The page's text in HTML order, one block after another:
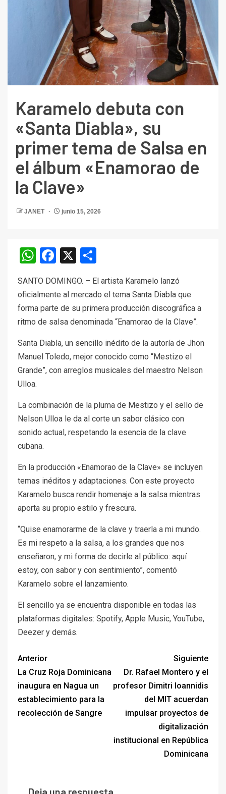
Karamelo debuta con
«Santa Diabla», su
primer tema de Salsa en
el álbum «Enamorao de
la Clave»
JANET junio 15, 2026
WhatsApp
Facebook
X
SANTO DOMINGO. – El artista Karamelo lanzó
oficialmente al mercado el tema Santa Diabla que
forma parte de su primera producción discográfica a
ritmo de salsa denominada “Enamorao de la Clave”.
Santa Diabla, un sencillo inédito de la autoría de Jhon
Manuel Toledo, mejor conocido como “Mestizo el
Grande”, con arreglos musicales del maestro Nelson
Ulloa.
La combinación de la pluma de Mestizo y el sello de
Nelson Ulloa le da al corte un sabor clásico con
sonido actual, respetando la esencia de la clave
cubana.
En la producción «Enamorao de la Clave» se incluyen
temas inéditos y adaptaciones. Con este proyecto
Karamelo busca rendir homenaje a la salsa mientras
aporta su propio estilo y frescura.
“Quise enamorarme de la clave y traerla a mi mundo.
Es mi respeto a la salsa, a los grandes que nos
enseñaron, y mi forma de decirle al público: aquí
estoy, con sabor y con sentimiento”, comentó
Karamelo sobre el lanzamiento.
El sencillo ya se encuentra disponible en todas las
plataformas digitales: Spotify, Apple Music, YouTube,
Deezer y demás.
Anterior
La Cruz Roja Dominicana
inaugura en Nagua un
establecimiento para la
recolección de Sangre
Siguiente
Dr. Rafael Montero y el
profesor Dimitri Ioannidis
del MIT acuerdan
impulsar proyectos de
digitalización
institucional en República
Dominicana